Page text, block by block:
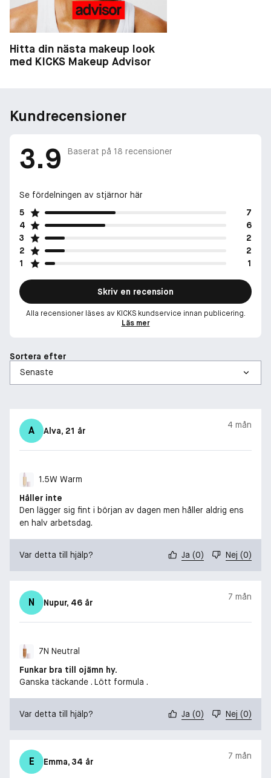
Hitta din nästa makeup look
med KICKS Makeup Advisor
Kundrecensioner
3.9 Baserat på 18 recensioner
Se fördelningen av stjärnor här
5
7
4
6
3
2
2
2
1
1
Skriv en recension
Alla recensioner läses av KICKS kundservice innan publicering.
Läs mer
Sortera efter
A Alva, 21 år
4 mån
1.5W Warm
Håller inte
Den lägger sig fint i början av dagen men håller aldrig ens
en halv arbetsdag.
Var detta till hjälp? Ja (0) Nej (0)
N Nupur, 46 år
7 mån
7N Neutral
Funkar bra till ojämn hy.
Ganska täckande . Lött formula .
Var detta till hjälp? Ja (0) Nej (0)
E Emma, 34 år
7 mån